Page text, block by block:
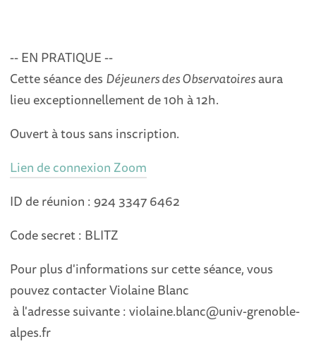
-- EN PRATIQUE --
Cette séance des Déjeuners des Observatoiresaura
lieu exceptionnellement de 10h à 12h.
Ouvert à tous sans inscription.
Lien de connexion Zoom
ID de réunion : 924 3347 6462
Code secret : BLITZ
Pour plus d'informations sur cette séance, vous
pouvez contacter Violaine Blanc
à l'adresse suivante : violaine.blanc@univ-grenoble-
alpes.fr